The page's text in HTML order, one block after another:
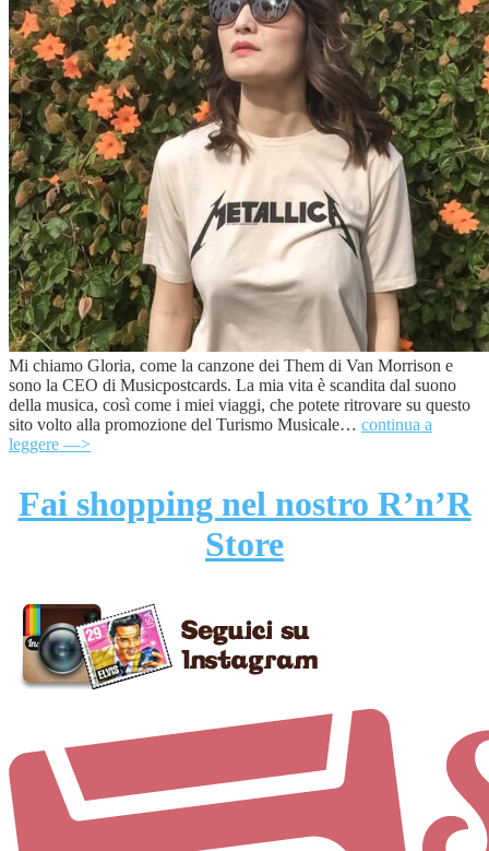
Mi chiamo Gloria, come la canzone dei Them di Van Morrison e
sono la CEO di Musicpostcards. La mia vita è scandita dal suono
della musica, così come i miei viaggi, che potete ritrovare su questo
sito volto alla promozione del Turismo Musicale… continua a
leggere —>
Fai shopping nel nostro R’n’R
Store